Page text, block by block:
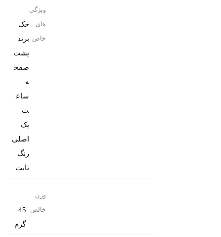
ویژگی
های
خاص
حک
برند
پشت
صفح
ه
ساع
پک
رنگ
ثابت
وزن
خالص
45
گرم